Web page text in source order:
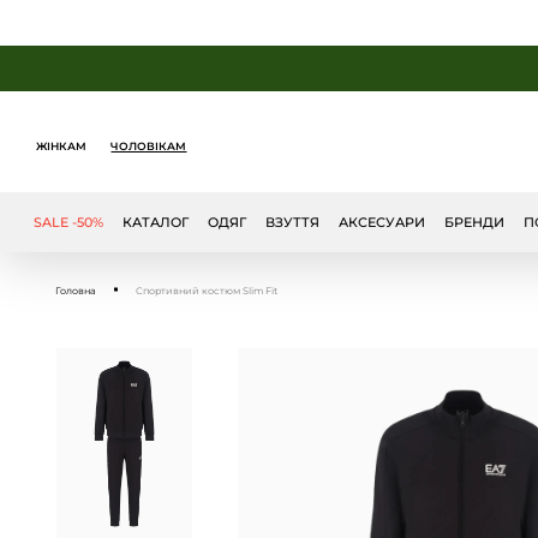
ЖІНКАМ ЧОЛОВІКАМ
SALE -50% БРЕНДИ
КАТАЛОГ ОДЯГ ВЗУТТЯ АКСЕСУАРИ
Головна Спортивний костюм Slim Fit